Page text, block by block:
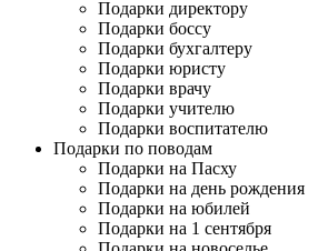
Подарки директору
Подарки боссу
Подарки бухгалтеру
Подарки юристу
Подарки врачу
Подарки учителю
Подарки воспитателю
Подарки по поводам
Подарки на Пасху
Подарки на день рождения
Подарки на юбилей
Подарки на 1 сентября